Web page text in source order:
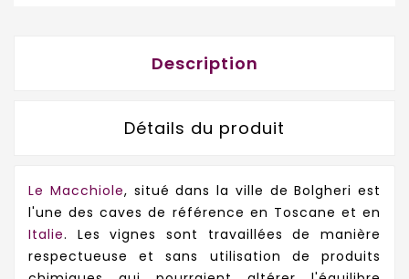
Description
Détails du produit
Le Macchiole, situé dans la ville de Bolgheri est
l'une des caves de référence en Toscane et en
Italie. Les vignes sont travaillées de manière
respectueuse et sans utilisation de produits